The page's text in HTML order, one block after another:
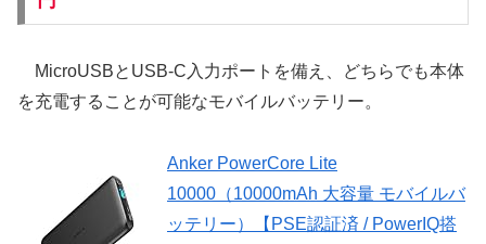
MicroUSBとUSB-C入力ポートを備え、どちらでも本体
を充電することが可能なモバイルバッテリー。
Anker PowerCore Lite
10000（10000mAh 大容量 モバイルバ
ッテリー）【PSE認証済 / PowerIQ搭